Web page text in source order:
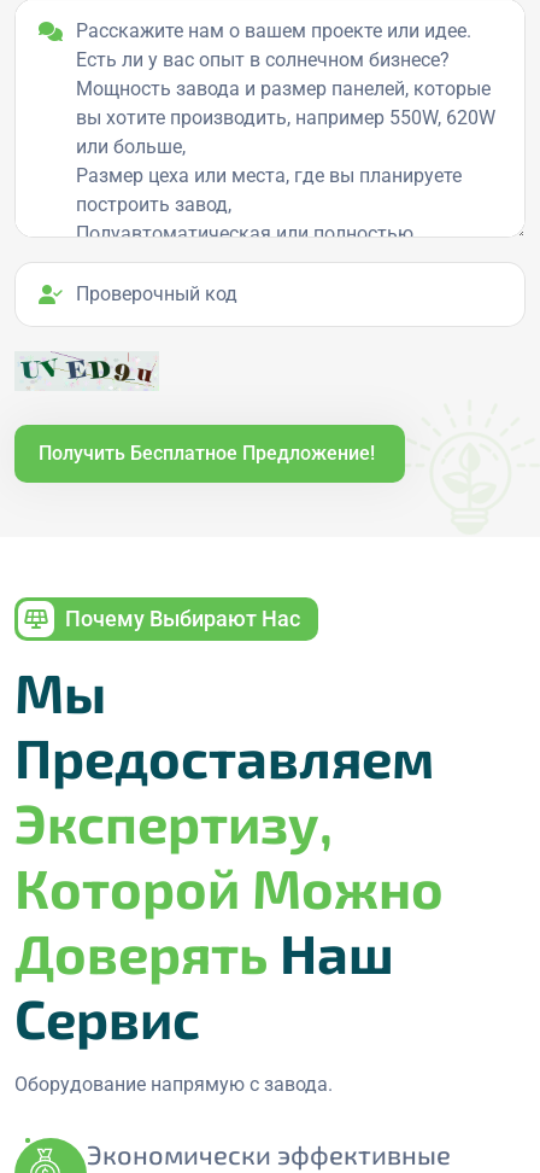
Детали проекта
Проверочный код
Получить Бесплатное Предложение!
Почему Выбирают Нас
Мы
Предоставляем
Экспертизу,
Которой Можно
Доверять Наш
Сервис
Оборудование напрямую с завода.
Экономически эффективные